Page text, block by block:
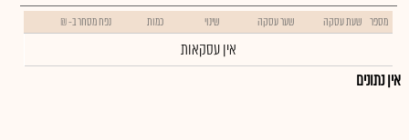
מספר שעת עסקה שער עסקה שינוי כמות נפח מסחר ב- ₪
אין עסקאות
אין נתונים